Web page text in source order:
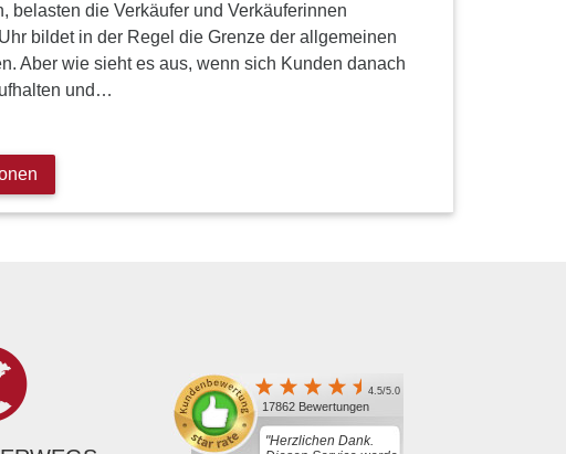
belasten die Verkäufer und Verkäuferinnen
bildet in der Regel die Grenze der allgemeinen
Aber wie sieht es aus, wenn sich Kunden danach
und…
4.5/5.0
17862 Bewertungen
"Herzlichen Dank.